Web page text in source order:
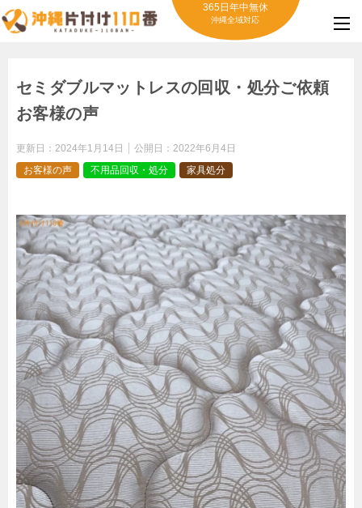
365日年中無休
沖縄全域対応
セミダブルマットレスの回収・処分ご依頼
お客様の声
更新日： 2024年1月14日 公開日： 2022年6月4日
お客様の声
不用品回収・処分 家具処分